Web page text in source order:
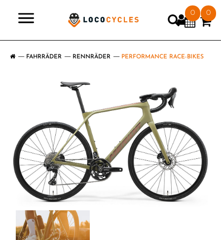
0 0
FAHRRÄDER RENNRÄDER PERFORMANCE RACE-BIKES